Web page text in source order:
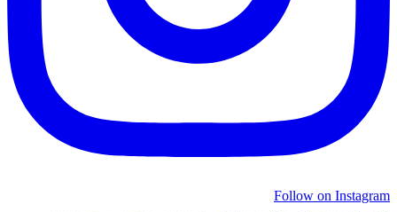
Follow on Instagram